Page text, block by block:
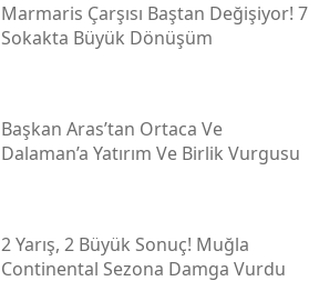
Marmaris Çarşısı Baştan Değişiyor! 7
Sokakta Büyük Dönüşüm
Başkan Aras’tan Ortaca Ve
Dalaman’a Yatırım Ve Birlik Vurgusu
2 Yarış, 2 Büyük Sonuç! Muğla
Continental Sezona Damga Vurdu